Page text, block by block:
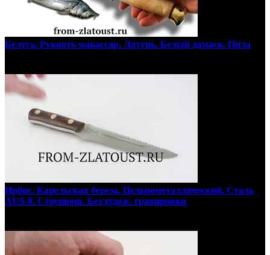
Белуга. Рукоять макассар. Латунь. Белый дамаск. Пила
Ирбис. Карельская береза. Цельнометаллический. Сталь
AUS-8. Стоунвош. Без худож. гравировки